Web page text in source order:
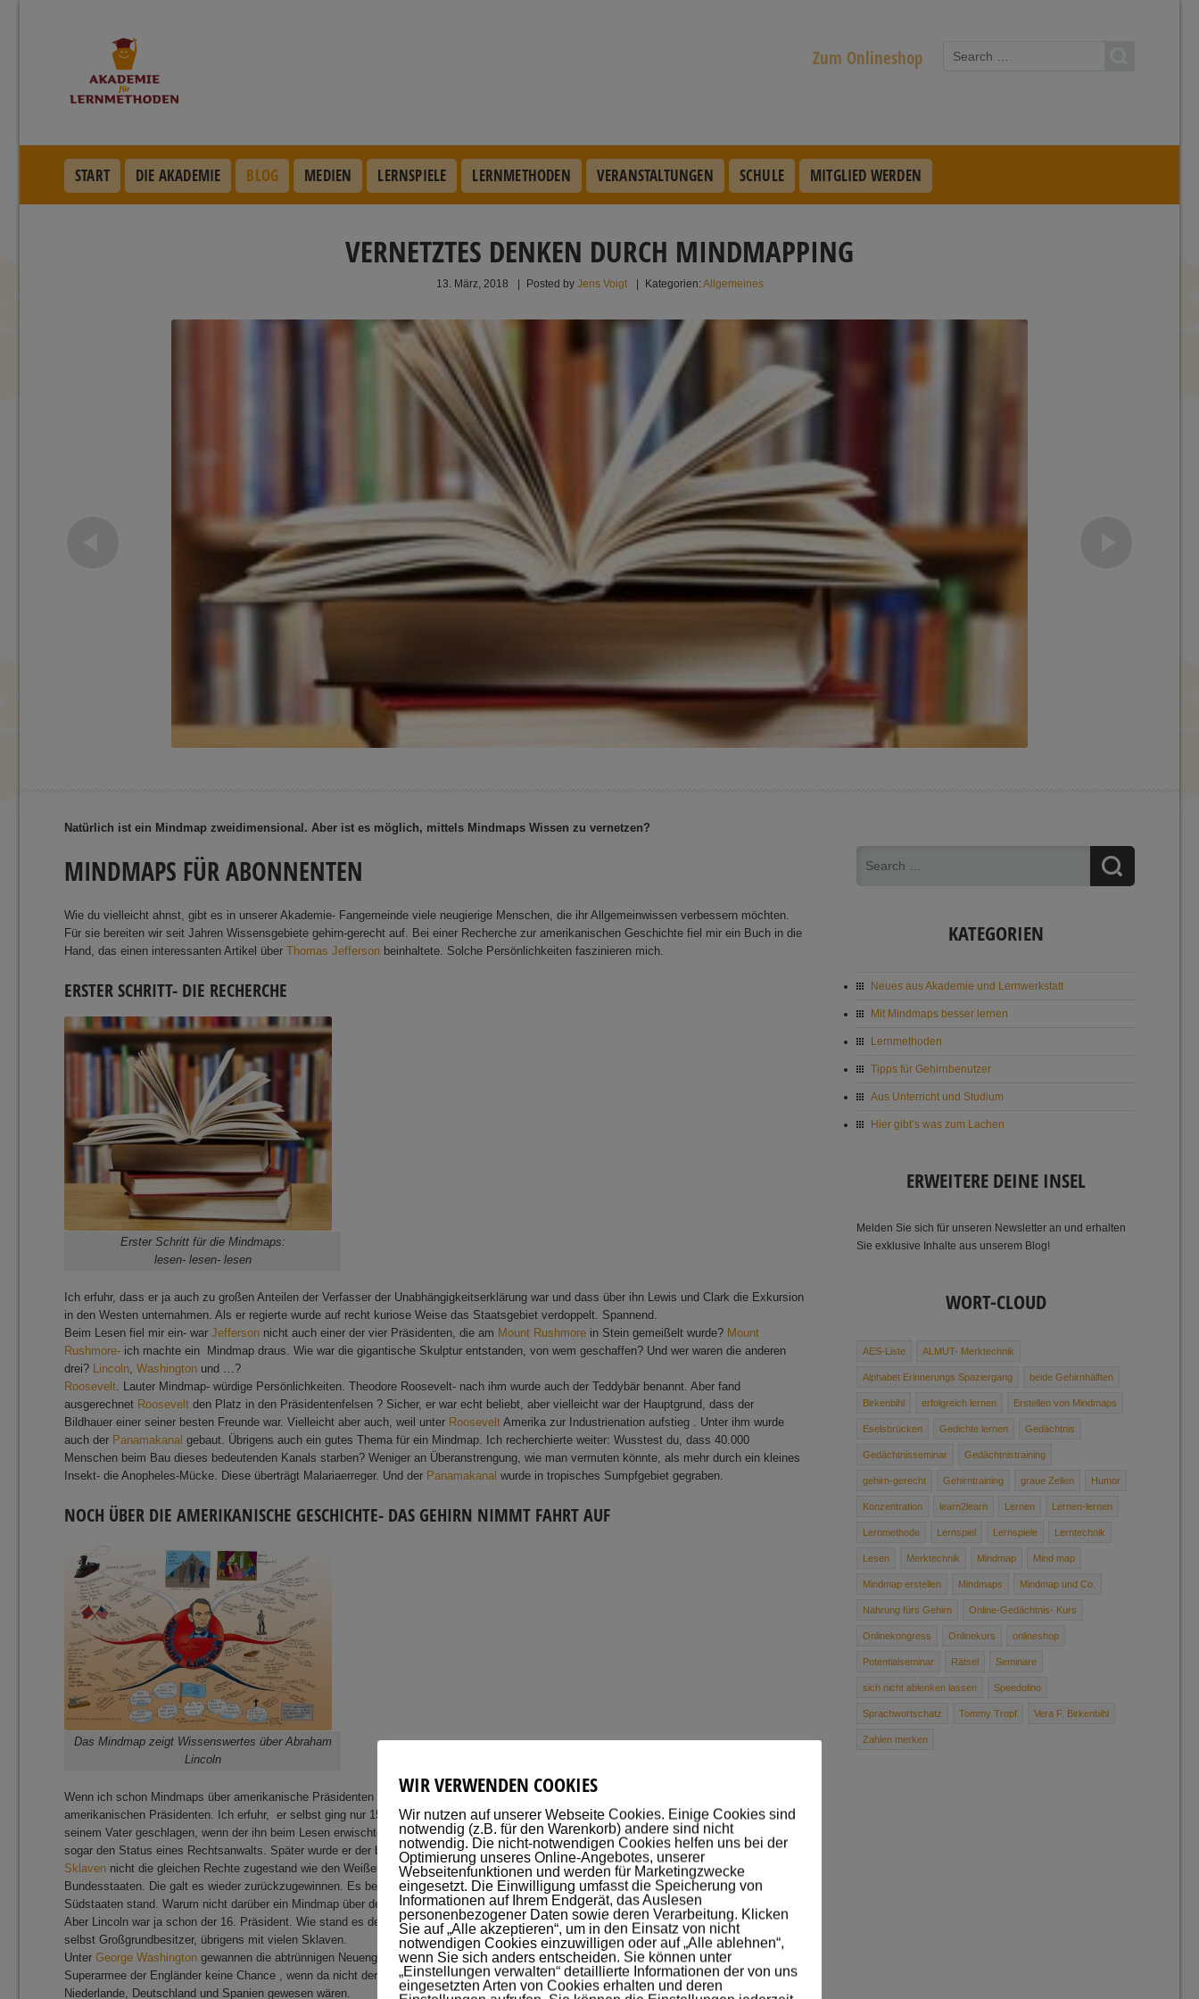
Zum Onlineshop
START DIE AKADEMIE BLOG MEDIEN LERNSPIELE LERNMETHODEN VERANSTALTUNGEN SCHULE MITGLIED WERDEN
VERNETZTES DENKEN DURCH MINDMAPPING
13. März, 2018 Posted by Jens Voigt Kategorien:Allgemeines
Natürlich ist ein Mindmap zweidimensional. Aber ist es möglich, mittels Mindmaps Wissen zu vernetzen?
MINDMAPS FÜR ABONNENTEN
Wie du vielleicht ahnst, gibt es in unserer Akademie- Fangemeinde viele neugierige Menschen, die ihr Allgemeinwissen verbessern möchten.
Für sie bereiten wir seit Jahren Wissensgebiete gehirn-gerecht auf. Bei einer Recherche zur amerikanischen Geschichte fiel mir ein Buch in die
Hand, das einen interessanten Artikel über Thomas Jefferson beinhaltete. Solche Persönlichkeiten faszinieren mich.
ERSTER SCHRITT- DIE RECHERCHE
Erster Schritt für die Mindmaps:
lesen- lesen- lesen
Ich erfuhr, dass er ja auch zu großen Anteilen der Verfasser der Unabhängigkeitserklärung war und dass über ihn Lewis und Clark die Exkursion
in den Westen unternahmen. Als er regierte wurde auf recht kuriose Weise das Staatsgebiet verdoppelt. Spannend.
Beim Lesen fiel mir ein- war Jefferson nicht auch einer der vier Präsidenten, die am Mount Rushmore in Stein gemeißelt wurde? Mount
Rushmore- ich machte ein Mindmap draus. Wie war die gigantische Skulptur entstanden, von wem geschaffen? Und wer waren die anderen
drei? Lincoln, Washington und …?
Roosevelt. Lauter Mindmap- würdige Persönlichkeiten. Theodore Roosevelt- nach ihm wurde auch der Teddybär benannt. Aber fand
ausgerechnet Roosevelt den Platz in den Präsidentenfelsen ? Sicher, er war echt beliebt, aber vielleicht war der Hauptgrund, dass der
Bildhauer einer seiner besten Freunde war. Vielleicht aber auch, weil unter Roosevelt Amerika zur Industrienation aufstieg . Unter ihm wurde
auch der Panamakanal gebaut. Übrigens auch ein gutes Thema für ein Mindmap. Ich recherchierte weiter: Wusstest du, dass 40.000
Menschen beim Bau dieses bedeutenden Kanals starben? Weniger an Überanstrengung, wie man vermuten könnte, als mehr durch ein kleines
Insekt- die Anopheles-Mücke. Diese überträgt Malariaerreger. Und der Panamakanal wurde in tropisches Sumpfgebiet gegraben.
NOCH ÜBER DIE AMERIKANISCHE GESCHICHTE- DAS GEHIRN NIMMT FAHRT AUF
Das Mindmap zeigt Wissenswertes über Abraham
Lincoln
Wenn ich schon Mindmaps über amerikanische Präsidenten anlege, darf natürlich
amerikanischen Präsidenten. Ich erfuhr, er selbst ging nur 15 Monate zur Schule, weil sein Vater es nicht wollte. Man sagt, er wurde sogar von
seinem Vater geschlagen, wenn der ihn beim Lesen erwischte. Doch Abraham war ein Meister der Selbstbildung. Als Autodidakt erwarb er sich
sogar den Status eines Rechtsanwalts. Später wurde er der beste Redner seiner Partei. Er empfand es als undemokratisch, dass man den
Sklaven nicht die gleichen Rechte zugestand wie den Weißen. Als er Präsident der vereinigten Staaten wurde, kam es zum Massenaustritt von
Bundesstaaten. Die galt es wieder zurückzugewinnen. Es begann der erste Krieg des Industriezeitalters, an dessen Ende die Niederlage der
Südstaaten stand. Warum nicht darüber ein Mindmap über den
Sezessionskrieg zeichnen?
Aber Lincoln war ja schon der 16. Präsident. Wie stand es denn mit dem ersten-George Washington? Der war ja erst in englischen Diensten,
selbst Großgrundbesitzer, übrigens mit vielen Sklaven.
Unter George Washington gewannen die abtrünnigen Neuengland- Kolonien denUnabhängigkeitskrieg. Normalerweise hatten sie gegen eine
Superarmee der Engländer keine Chance , wenn da nicht der unbedingte Freiheitswille und die starken Verbündeten aus Frankreich,
Niederlande, Deutschland und Spanien gewesen wären.
KATEGORIEN
Neues aus Akademie und Lernwerkstatt
Mit Mindmaps besser lernen
Lernmethoden
Tipps für Gehirnbenutzer
Aus Unterricht und Studium
Hier gibt’s was zum Lachen
ERWEITERE DEINE INSEL
Melden Sie sich für unseren Newsletter an und erhalten
Sie exklusive Inhalte aus unserem Blog!
WORT-CLOUD
AES-Liste ALMUT- Merktechnik
Alphabet ­Erinnerungs ­Spaziergang beide Gehirnhälften
Birkenbihl erfolgreich lernen Erstellen von Mindmaps
Eselsbrücken Gedichte ­lernen Gedächtnis
Gedächtnisseminar Gedächtnis­training
gehirn-gerecht Gehirntraining graue Zellen Humor
Konzentration learn2learn Lernen Lernen-lernen
Lernmethode Lernspiel Lernspiele Lerntechnik
Lesen Merktechnik Mindmap Mind map
Mindmap erstellen Mindmaps Mindmap und Co.
Nahrung ­fürs ­Gehirn Online-Gedächtnis- Kurs
Onlinekongress Onlinekurs onlineshop
Potentialseminar Rätsel Seminare
sich ­nicht ­ablenken ­lassen Speedolino
Sprachwortschatz Tommy Tropf Vera F. Birkenbihl
Zahlen merken
WIR VERWENDEN COOKIES
Wir nutzen auf unserer Webseite Cookies. Einige Cookies sind
notwendig (z.B. für den Warenkorb) andere sind nicht
notwendig. Die nicht-notwendigen Cookies helfen uns bei der
Optimierung unseres Online-Angebotes, unserer
Webseitenfunktionen und werden für Marketingzwecke
eingesetzt. Die Einwilligung umfasst die Speicherung von
Informationen auf Ihrem Endgerät, das Auslesen
personenbezogener Daten sowie deren Verarbeitung. Klicken
Sie auf „Alle akzeptieren“, um in den Einsatz von nicht
notwendigen Cookies einzuwilligen oder auf „Alle ablehnen“,
wenn Sie sich anders entscheiden. Sie können unter
„Einstellungen verwalten“ detaillierte Informationen der von uns
eingesetzten Arten von Cookies erhalten und deren